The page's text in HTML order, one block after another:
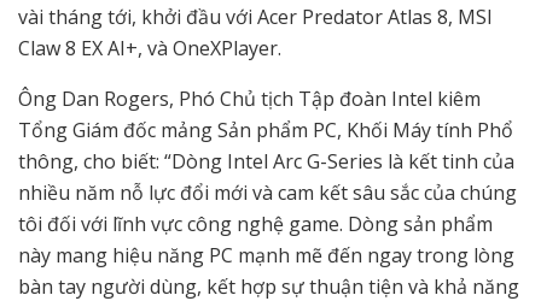
vài tháng tới, khởi đầu với Acer Predator Atlas 8, MSI
Claw 8 EX AI+, và OneXPlayer.
Ông Dan Rogers, Phó Chủ tịch Tập đoàn Intel kiêm
Tổng Giám đốc mảng Sản phẩm PC, Khối Máy tính Phổ
thông, cho biết: “Dòng Intel Arc G-Series là kết tinh của
nhiều năm nỗ lực đổi mới và cam kết sâu sắc của chúng
tôi đối với lĩnh vực công nghệ game. Dòng sản phẩm
này mang hiệu năng PC mạnh mẽ đến ngay trong lòng
bàn tay người dùng, kết hợp sự thuận tiện và khả năng